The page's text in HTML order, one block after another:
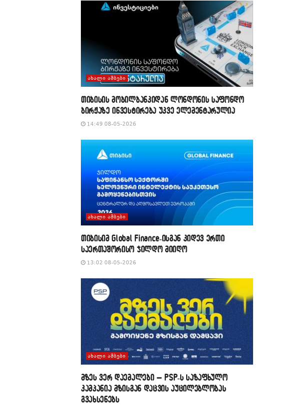
ᲐᲮᲐᲚᲘ ᲐᲛᲑᲔᲑᲘ
თიბისის მობილბანკიდან ლონდონის საფონდო
ბირჟაზე ინვესტირება უკვე ელემენტარულია
14:49 08-05-2026
ᲐᲮᲐᲚᲘ ᲐᲛᲑᲔᲑᲘ
თიბისიმ Global Finance-ისგან კიდევ ერთი
საერთაშორისო ჯილდო მიიღო
13:02 08-05-2026
ᲐᲮᲐᲚᲘ ᲐᲛᲑᲔᲑᲘ
მზეს ვერ დაემალები – PSP-ს საზაფხულო
კამპანია მზისგან დაცვის აუცილებლობას
გვახსენებს